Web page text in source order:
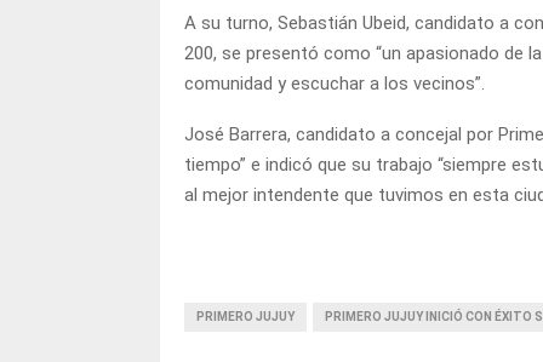
A su turno, Sebastián Ubeid, candidato a
200, se presentó como “un apasionado de
comunidad y escuchar a los vecinos”.
José Barrera, candidato a concejal por
tiempo” e indicó que su trabajo “siempre
al mejor intendente que tuvimos en esta
PRIMERO JUJUY PRIMERO JUJUY INICIÓ CON ÉXITO